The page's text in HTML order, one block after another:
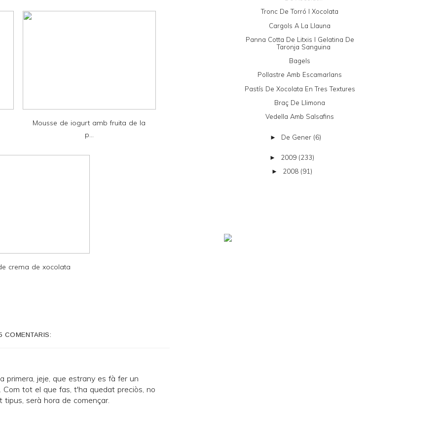
Mousse de iogurt amb fruita de la
p...
crema de xocolata
COMENTARIS:
primera, jeje, que estrany es fà fer un
Com tot el que fas, t'ha quedat preciòs, no
serà hora de començar.
Tronc De Torró I Xocolata
Cargols A La Llauna
Panna Cotta De Litxis I Gelatina De
Taronja Sanguina
Bagels
Pollastre Amb Escamarlans
Pastís De Xocolata En Tres Textures
Braç De Llimona
Vedella Amb Salsafins
► De Gener (6)
► 2009 (233)
► 2008 (91)